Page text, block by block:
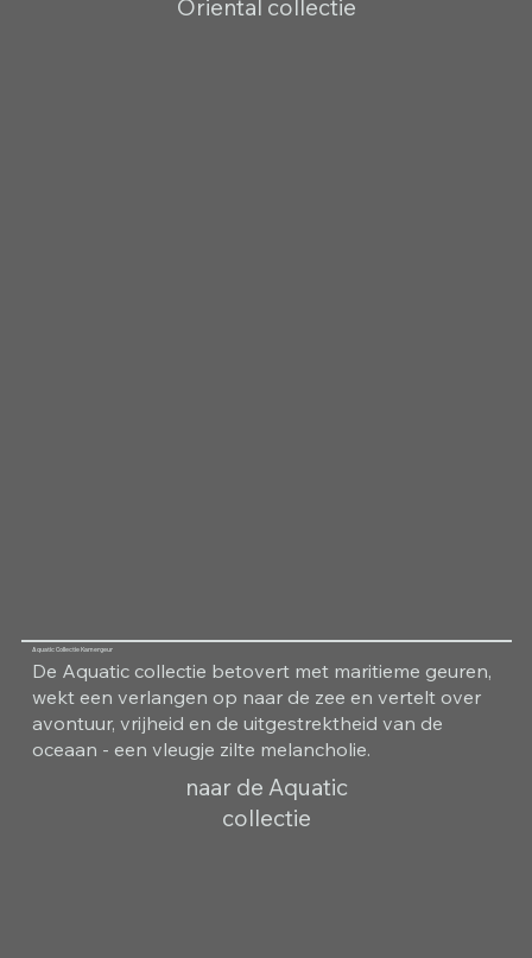
Oriental collectie
Aquatic Collectie Kamergeur
De Aquatic collectie betovert met maritieme geuren,
wekt een verlangen op naar de zee en vertelt over
avontuur, vrijheid en de uitgestrektheid van de
oceaan - een vleugje zilte melancholie.
naar de Aquatic
collectie